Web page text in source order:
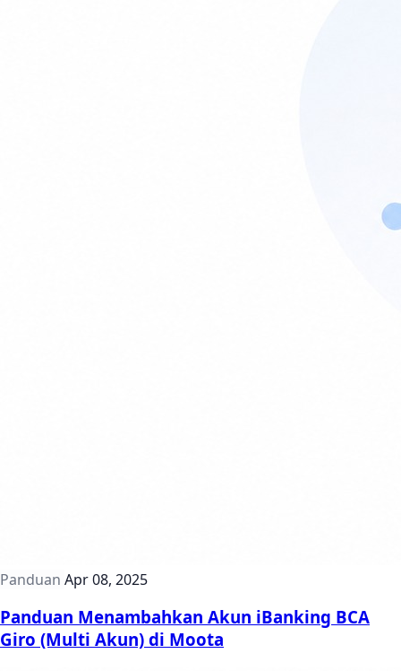
Panduan Apr 08, 2025
Panduan Menambahkan Akun iBanking BCA
Giro (Multi Akun) di Moota